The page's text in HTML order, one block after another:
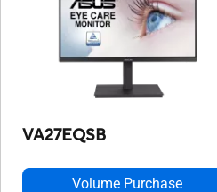
VA27EQSB
Volume Purchase